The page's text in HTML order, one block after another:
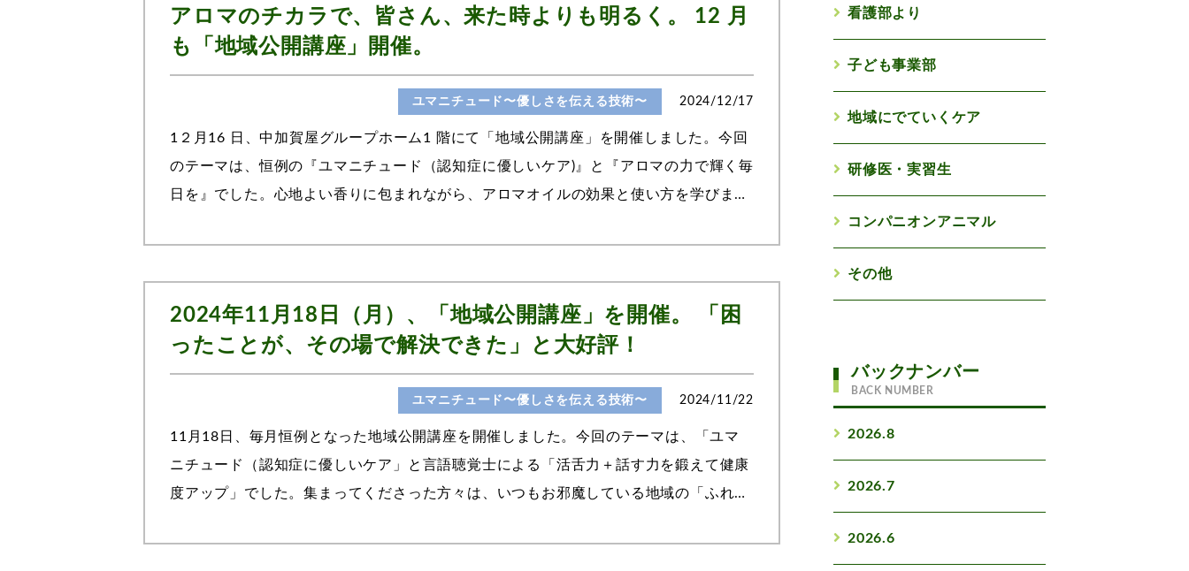
アロマのチカラで、皆さん、来た時よりも明るく。 12 月
も「地域公開講座」開催。
ユマニチュード〜優しさを伝える技術〜 2024/12/17
1２月16 日、中加賀屋グループホーム1 階にて「地域公開講座」を開催しました。今回
のテーマは、恒例の『ユマニチュード（認知症に優しいケア)』と『アロマの力で輝く毎
日を』でした。心地よい香りに包まれながら、アロマオイルの効果と使い方を学びまし
2024年11月18日（月）、「地域公開講座」を開催。 「困
ったことが、その場で解決できた」と大好評！
ユマニチュード〜優しさを伝える技術〜 2024/11/22
11月18日、毎月恒例となった地域公開講座を開催しました。今回のテーマは、「ユマ
ニチュード（認知症に優しいケア」と言語聴覚士による「活舌力＋話す力を鍛えて健康
度アップ」でした。集まってくださった方々は、いつもお邪魔している地域の「ふれあ
看護部より
子ども事業部
地域にでていくケア
研修医・実習生
コンパニオンアニマル
その他
バックナンバー
BACK NUMBER
2026.8
2026.7
2026.6